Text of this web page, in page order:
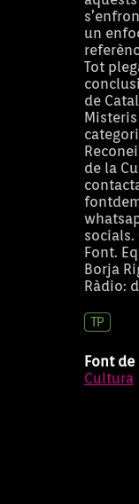
Font de
Font de
Font de
Font de
Font de
un
Tot
de
de la
Font.
Borja
Ràdio:
Font
Cultura